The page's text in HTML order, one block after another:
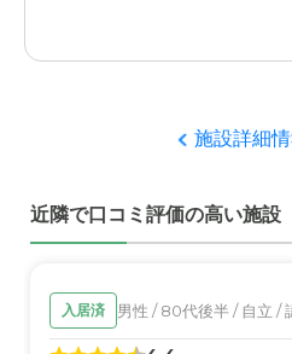
料金は、やはり、高いと思い
サービス付き高齢者住宅とも
施設の職員やスタッフの皆さん
していて頼り甲斐があります。
外観・内装・居室・設備につい
外観や内装には特に印象など
施設詳細
近隣で口コミ評価の高い施設
入居済 男性 / 80代後半 / 自立 /